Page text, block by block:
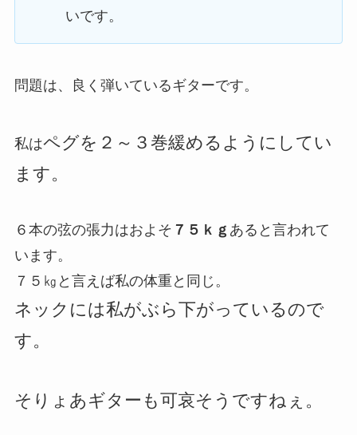
いです。
問題は、良く弾いているギターです。
私はペグを２～３巻緩めるようにしてい
ます。
６本の弦の張力はおよそ ７５ｋｇ あると言われて
います。
７５㎏と言えば私の体重と同じ。
ネックには私がぶら下がっているので
す。
そりょあギターも可哀そうですねぇ。